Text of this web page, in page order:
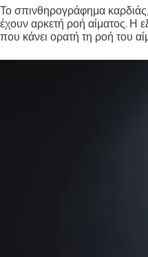
Το σπινθηρογράφημα καρδιάς,
έχουν αρκετή ροή αίματος. Η
που κάνει ορατή τη ροή του